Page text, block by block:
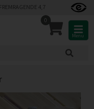
FREMRAGENDE 4,7
0
Menu